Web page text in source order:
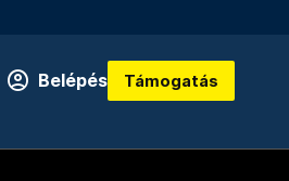
Belépés Támogatás